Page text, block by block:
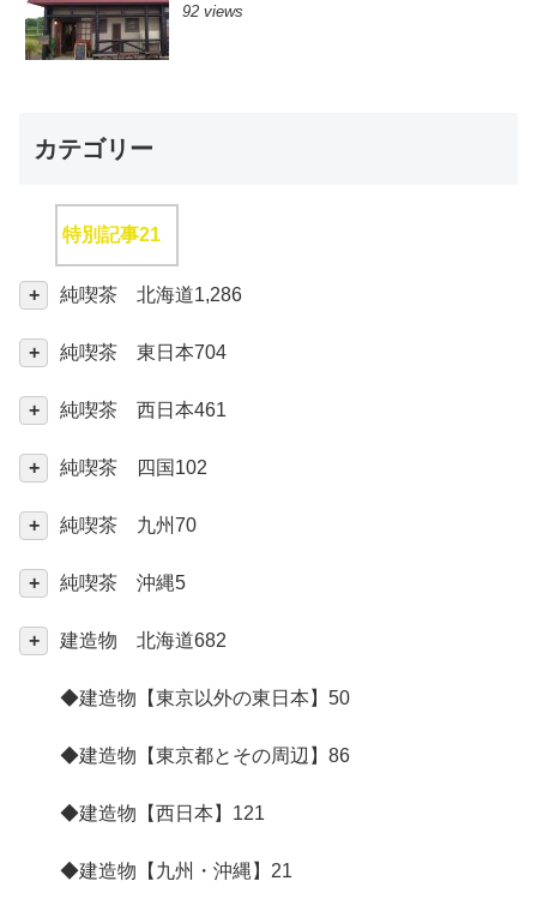
92 views
カテゴリー
特別記事21
純喫茶 北海道1,286
純喫茶 東日本704
純喫茶 西日本461
純喫茶 四国 102
純喫茶 九州70
純喫茶 沖縄5
建造物 北海道682
◆建造物【東京以外の東日本】 50
◆建造物【東京都とその周辺】 86
◆建造物【西日本】 121
◆建造物【九州・沖縄】 21